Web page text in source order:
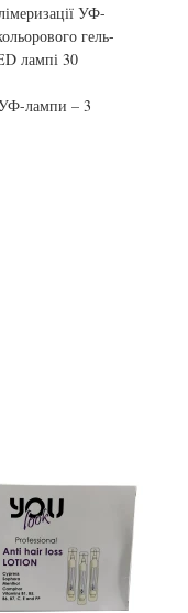
УФ-
гель-
лампі 30
УФ-лампи – 3